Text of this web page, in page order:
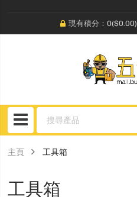
現有積分：0($0.00)
主頁 工具箱
工具箱